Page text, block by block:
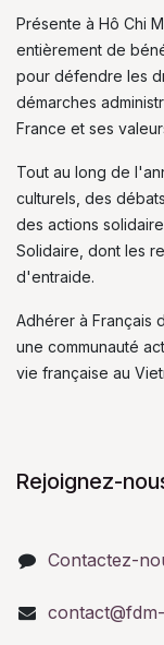
Présente à Hô Chi
entièrement de
pour défendre les
démarches
France et ses
Tout au long de
culturels, des
des actions
Solidaire, dont les
d'entraide.
Adhérer à Français
une communauté
vie française au
Rejoignez-
Contactez-